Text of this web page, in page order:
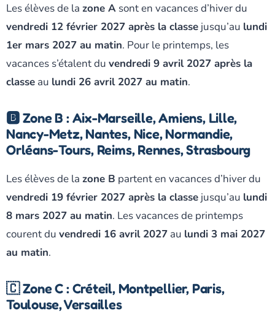
Les élèves de la zone A sont en vacances d’hiver du
vendredi 12 février 2027 après la classe jusqu’au lundi
1er mars 2027 au matin. Pour le printemps, les
vacances s’étalent du vendredi 9 avril 2027 après la
classe au lundi 26 avril 2027 au matin.
🅱️ Zone B : Aix-Marseille, Amiens, Lille,
Nancy-Metz, Nantes, Nice, Normandie,
Orléans-Tours, Reims, Rennes, Strasbourg
Les élèves de la zone B partent en vacances d’hiver du
vendredi 19 février 2027 après la classe jusqu’au lundi
8 mars 2027 au matin. Les vacances de printemps
courent du vendredi 16 avril 2027 au lundi 3 mai 2027
au matin.
🇨 Zone C : Créteil, Montpellier, Paris,
Toulouse, Versailles